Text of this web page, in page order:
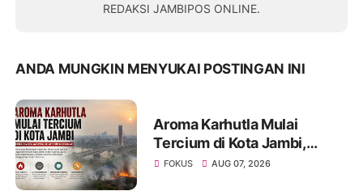
REDAKSI JAMBIPOS ONLINE.
ANDA MUNGKIN MENYUKAI POSTINGAN INI
Aroma Karhutla Mulai
Tercium di Kota Jambi,
Warga Diminta Waspada
FOKUS AUG 07, 2026